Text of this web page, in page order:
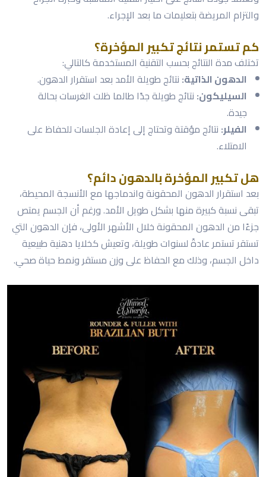
والتزام المريضة بتعليمات ما بعد الإجراء.
كم تستمر نتائج تكبير المؤخرة؟
تختلف مدة النتائج بحسب التقنية المستخدمة كالتالي:
الدهون الذاتية: نتائج طويلة الأمد بعد استقرار الدهون.
السيليكون: نتائج طويلة جدًا طالما ظلت الغرسات بحالة
جيدة.
الفيلر: نتائج مؤقتة وتحتاج إلى إعادة الجلسات للحفاظ على
الامتلاء.
هل تكبير المؤخرة بالدهون دائم؟
بعد استقرار الدهون المحقونة واندماجها مع الأنسجة المحيطة،
تبقى نسبة كبيرة منها بشكل طويل الأمد. ورغم أن الجسم يمتص
جزءًا من الدهون المحقونة خلال الأشهر الأولى، فإن الدهون التي
تستقر تستمر عادةً لسنوات طويلة، وتعيش كخلايا دهنية طبيعية
داخل الجسم، وذلك مع الحفاظ على وزن مستقر ونمط حياة صحي.